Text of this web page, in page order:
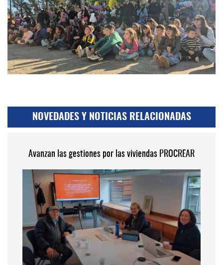
NOVEDADES Y NOTICIAS RELACIONADAS
Avanzan las gestiones por las viviendas PROCREAR